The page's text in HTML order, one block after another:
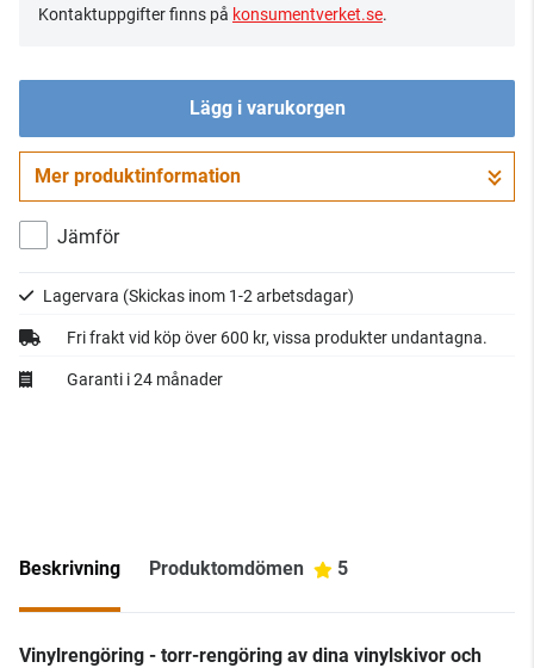
Kontaktuppgifter finns på konsumentverket.se.
Lägg i varukorgen
Gå till kassan
Mer produktinformation
Jämför
Lagervara (Skickas inom 1-2 arbetsdagar)
Fri frakt vid köp över 600 kr, vissa produkter undantagna.
Garanti i 24 månader
Beskrivning Produktomdömen 5
Vinylrengöring - torr-rengöring av dina vinylskivor och